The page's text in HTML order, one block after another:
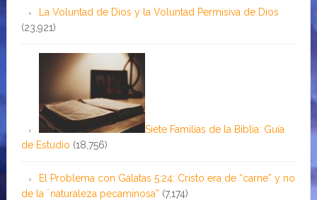
La Voluntad de Dios y la Voluntad Permisiva de Dios
(23,921)
Siete Familias de la Biblia: Guía
de Estudio (18,756)
El Problema con Gálatas 5:24: Cristo era de “carne” y no
de la ¨naturaleza pecaminosa” (7,174)